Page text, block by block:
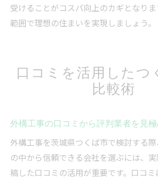
受けることがコスパ向上のカギとなり
範囲で理想の住まいを実現しましょう。
口コミを活用したつ
比較術
外構工事の口コミから評判業者を見
外構工事を茨城県つくば市で検討する
の中から信頼できる会社を選ぶには、
稿した口コミの活用が重要です。口コ